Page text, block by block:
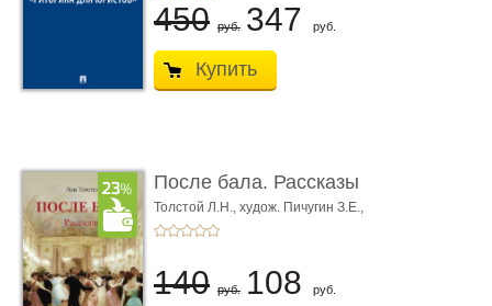
450 руб. 347 руб.
Купить
После бала. Рассказы
Толстой Л.Н., худож. Пичугин З.Е.,
худож. Лебедев А.И.,
140 руб. 108 руб.